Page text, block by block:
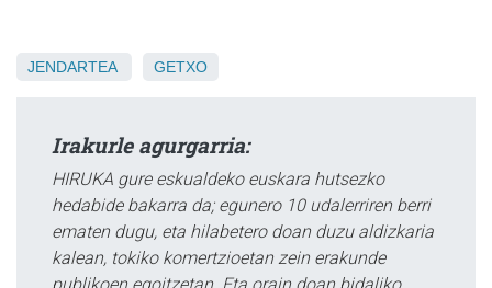
JENDARTEA GETXO
Irakurle agurgarria:
HIRUKA gure eskualdeko euskara hutsezko
hedabide bakarra da; egunero 10 udalerriren berri
ematen dugu, eta hilabetero doan duzu aldizkaria
kalean, tokiko komertzioetan zein erakunde
publikoen egoitzetan. Eta orain doan bidaliko